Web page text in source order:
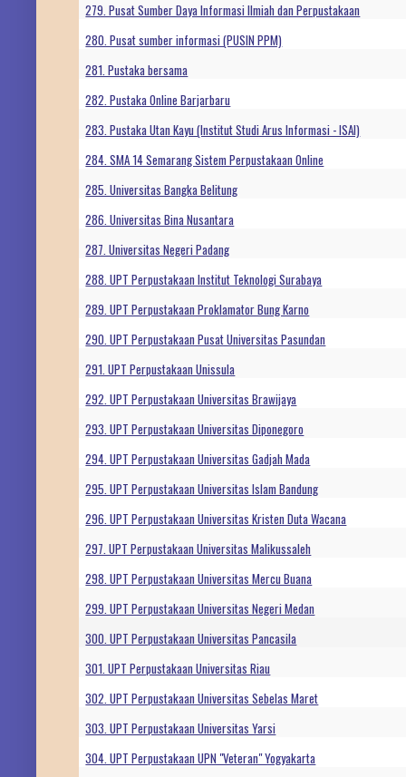
279. Pusat Sumber Daya Informasi Ilmiah dan Perpustakaan
280. Pusat sumber informasi (PUSIN PPM)
281. Pustaka bersama
282. Pustaka Online Barjarbaru
283. Pustaka Utan Kayu (Institut Studi Arus Informasi - ISAI)
284. SMA 14 Semarang Sistem Perpustakaan Online
285. Universitas Bangka Belitung
286. Universitas Bina Nusantara
287. Universitas Negeri Padang
288. UPT Perpustakaan Institut Teknologi Surabaya
289. UPT Perpustakaan Proklamator Bung Karno
290. UPT Perpustakaan Pusat Universitas Pasundan
291. UPT Perpustakaan Unissula
292. UPT Perpustakaan Universitas Brawijaya
293. UPT Perpustakaan Universitas Diponegoro
294. UPT Perpustakaan Universitas Gadjah Mada
295. UPT Perpustakaan Universitas Islam Bandung
296. UPT Perpustakaan Universitas Kristen Duta Wacana
297. UPT Perpustakaan Universitas Malikussaleh
298. UPT Perpustakaan Universitas Mercu Buana
299. UPT Perpustakaan Universitas Negeri Medan
300. UPT Perpustakaan Universitas Pancasila
301. UPT Perpustakaan Universitas Riau
302. UPT Perpustakaan Universitas Sebelas Maret
303. UPT Perpustakaan Universitas Yarsi
304. UPT Perpustakaan UPN "Veteran" Yogyakarta